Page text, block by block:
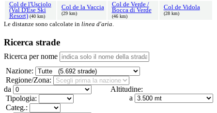
Col de l'Usciolo
(Val D'Ese Ski
Resort) (40 km)
Col de la Vaccia
(29 km)
Col de Verde /
Bocca di Verde
(46 km)
Col de Vidola
(28 km)
Le distanze sono calcolate in linea d'aria.
Ricerca strade
Ricerca per nome
Nazione:
Regione/Zona:
Altitudine:
da
a
Tipologia:
Categ.: